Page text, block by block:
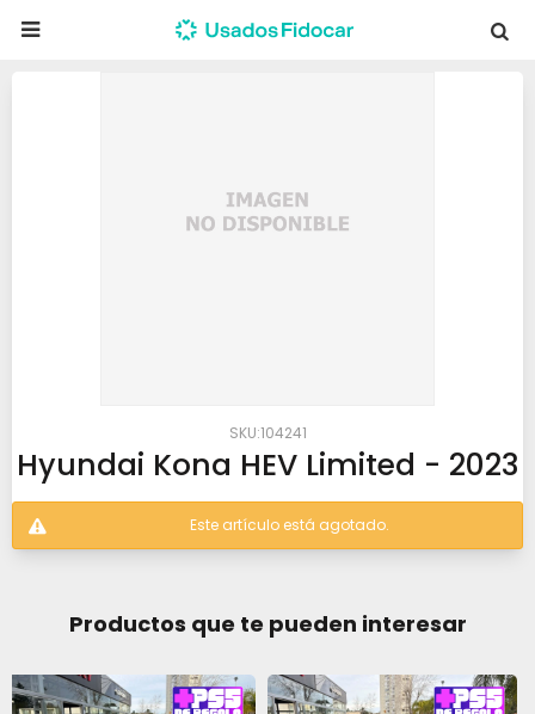

104241
Hyundai Kona HEV Limited - 2023
Este artículo está agotado.
Productos que te pueden interesar